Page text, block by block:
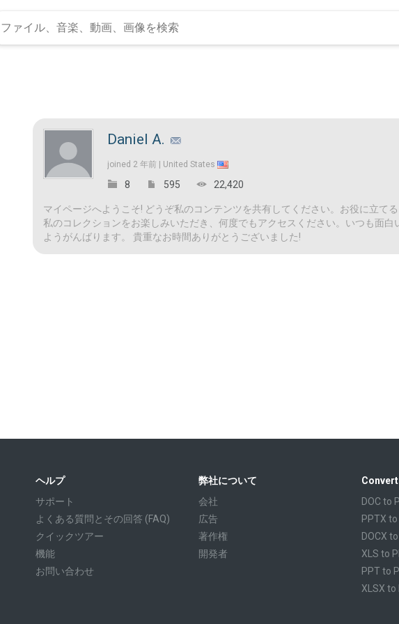
Daniel A.
joined 2 年前 | United States
8 595 22,420
マイページへようこそ! どうぞ私のコンテンツを共有してください。お役に立てる
私のコレクションをお楽しみいただき、何度でもアクセスください。いつも面白
ようがんばります。 貴重なお時間ありがとうございました!
ヘルプ
サポート
よくある質問とその回答 (FAQ)
クイックツアー
機能
お問い合わせ
弊社について
会社
広告
著作権
開発者
DOC to
PPTX to
DOCX
XLS to
PPT to
XLSX to